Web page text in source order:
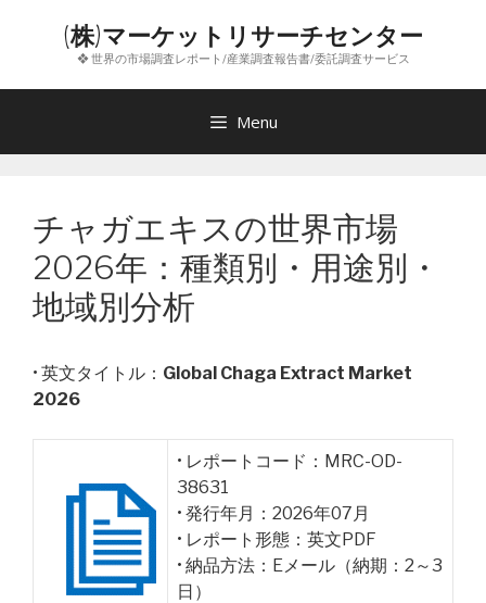
ン
(株)マーケットリサーチセンター
❖ 世界の市場調査レポート/産業調査報告書/委託調査サービス
Menu
チャガエキスの世界市場
2026年：種類別・用途別・
地域別分析
• 英文タイトル： Global Chaga Extract Market
2026
• レポートコード：MRC-OD-
38631
• 発行年月：2026年07月
• レポート形態：英文PDF
• 納品方法：Eメール（納期：2～3
日）